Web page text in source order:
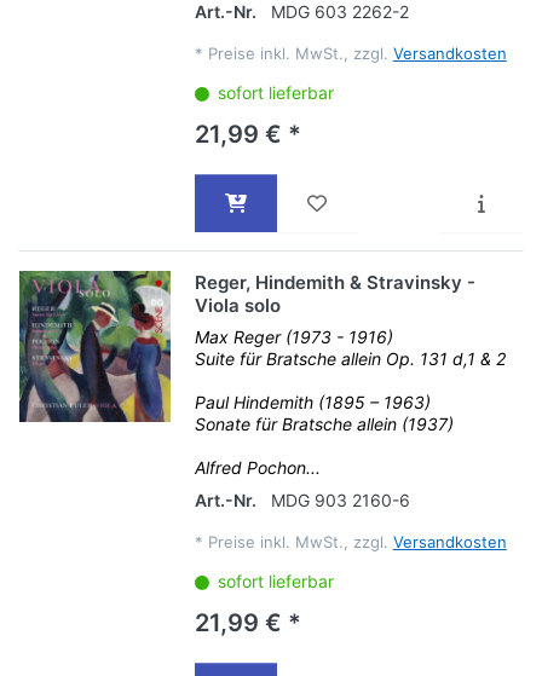
Art.-Nr.
MDG 603 2262-2
* Preise inkl. MwSt., zzgl. Versandkosten
sofort lieferbar
21,99 € *
Reger, Hindemith & Stravinsky -
Viola solo
Max Reger (1973 - 1916)
Suite für Bratsche allein Op. 131 d,1 & 2
Paul Hindemith (1895 – 1963)
Sonate für Bratsche allein (1937)
Alfred Pochon...
Art.-Nr.
MDG 903 2160-6
* Preise inkl. MwSt., zzgl. Versandkosten
sofort lieferbar
21,99 € *